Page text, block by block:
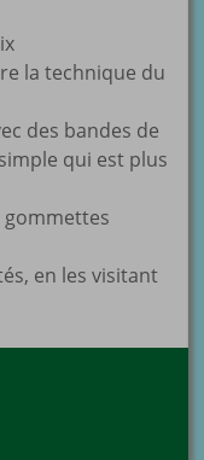
la technique du
des bandes de
qui est plus
en les visitant